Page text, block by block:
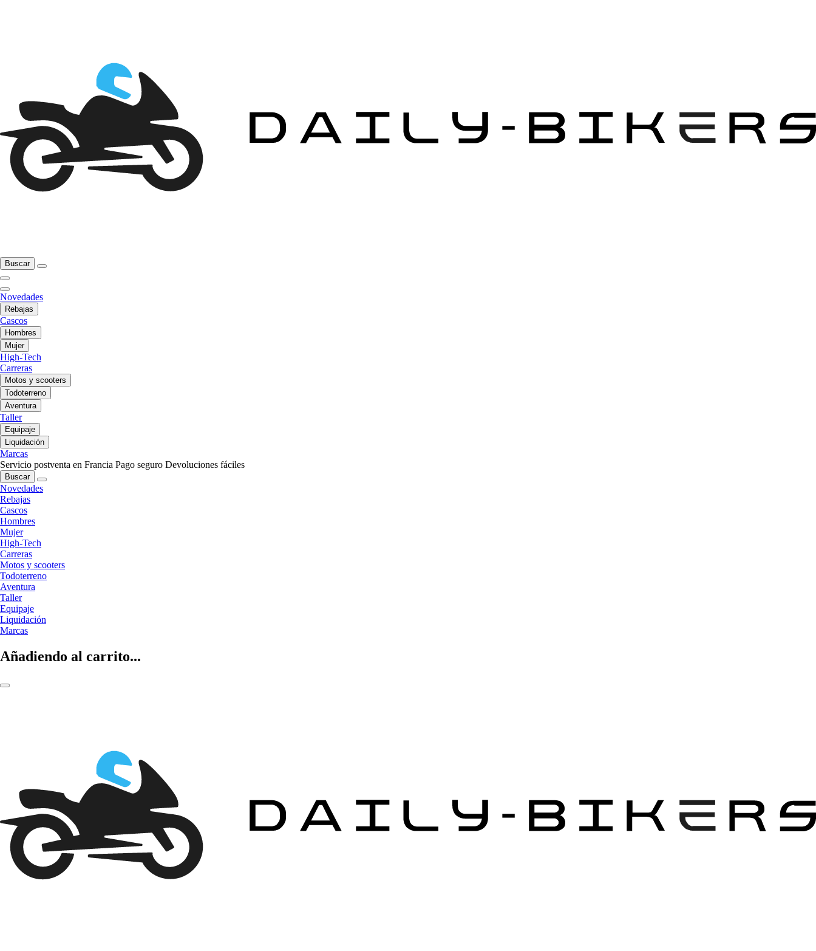
Buscar
Novedades
Rebajas
Cascos
Hombres
Mujer
High-Tech
Carreras
Motos y scooters
Todoterreno
Aventura
Taller
Equipaje
Liquidación
Marcas
Servicio postventa en Francia Pago seguro Devoluciones fáciles
Buscar
Novedades
Rebajas
Cascos
Hombres
Mujer
High-Tech
Carreras
Motos y scooters
Todoterreno
Aventura
Taller
Equipaje
Liquidación
Marcas
Añadiendo al carrito...